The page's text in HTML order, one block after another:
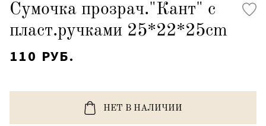
Сумочка прозрач."Кант" с
пласт.ручками 25*22*25cm
110 РУБ.
НЕТ В НАЛИЧИИ